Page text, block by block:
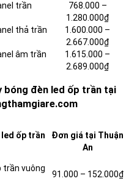
trần
768.000 –
1.280.000₫
thả trần
1.600.000 –
2.667.000₫
âm trần
1.615.000 –
2.689.000₫
bóng đèn led ốp trần tại
led ốp trần
Đơn giá tại Thuận
An
trần vuông
91.000 – 152.000₫